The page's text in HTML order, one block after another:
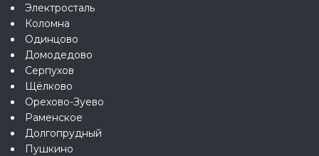
Электросталь
Коломна
Одинцово
Домодедово
Серпухов
Щёлково
Орехово-Зуево
Раменское
Долгопрудный
Пушкино